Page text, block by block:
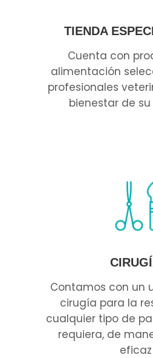
TIENDA
Cuenta con
alimentación
profesionales
bienestar de
Contamos con un
cirugía para la
cualquier tipo de
requiera, de
eficaz